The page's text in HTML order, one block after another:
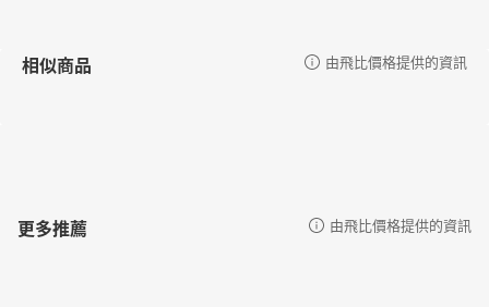
相似商品 由飛比價格提供的資訊
更多推薦 由飛比價格提供的資訊